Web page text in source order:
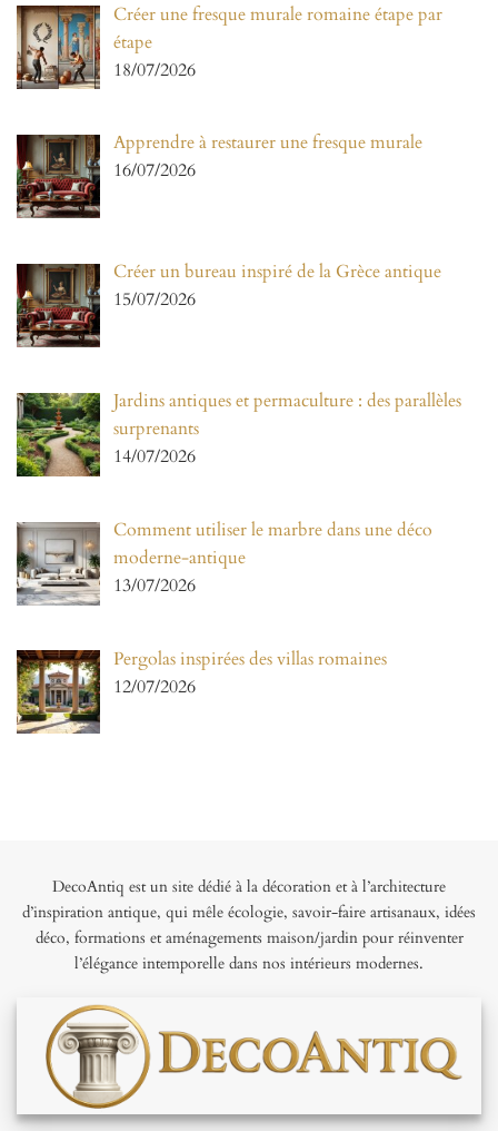
Créer une fresque murale romaine étape par
étape
18/07/2026
Apprendre à restaurer une fresque murale
16/07/2026
Créer un bureau inspiré de la Grèce antique
15/07/2026
Jardins antiques et permaculture : des parallèles
surprenants
14/07/2026
Comment utiliser le marbre dans une déco
moderne-antique
13/07/2026
Pergolas inspirées des villas romaines
12/07/2026
DecoAntiq est un site dédié à la décoration et à l’architecture
d’inspiration antique, qui mêle écologie, savoir-faire artisanaux, idées
déco, formations et aménagements maison/jardin pour réinventer
l’élégance intemporelle dans nos intérieurs modernes.